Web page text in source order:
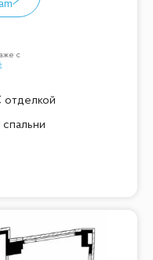
с
отделкой
спальни